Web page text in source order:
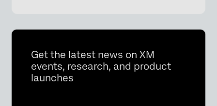
Get the latest news on XM
events, research, and product
launches